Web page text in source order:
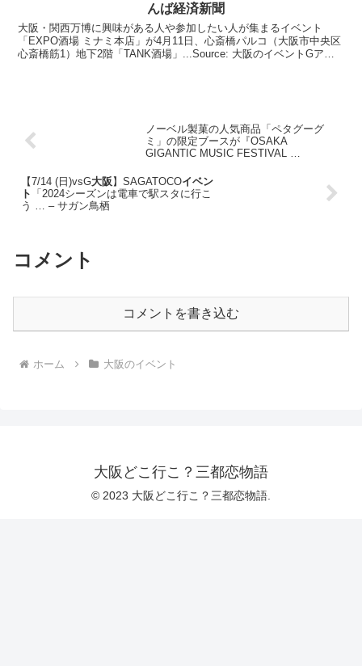
んば経済新聞
大阪・関西万博に興味がある人や参加したい人が集まるイベント
「EXPO酒場 ミナミ本店」が4月11日、心斎橋パルコ（大阪市中央区
心斎橋筋1）地下2階「TANK酒場」...Source: 大阪のイベントGアラ
ノーベル製菓の人気商品「ペタグーグ
ミ」の限定ブースが『OSAKA
GIGANTIC MUSIC FESTIVAL …
【7/14 (日)vsG大阪】SAGATOCOイベン
ト 「2024シーズンは電車で駅スタに行こ
う … – サガン鳥栖
コメント
コメントを書き込む
ホーム 大阪のイベント
大阪どこ行こ？三都恋物語
© 2023 大阪どこ行こ？三都恋物語.